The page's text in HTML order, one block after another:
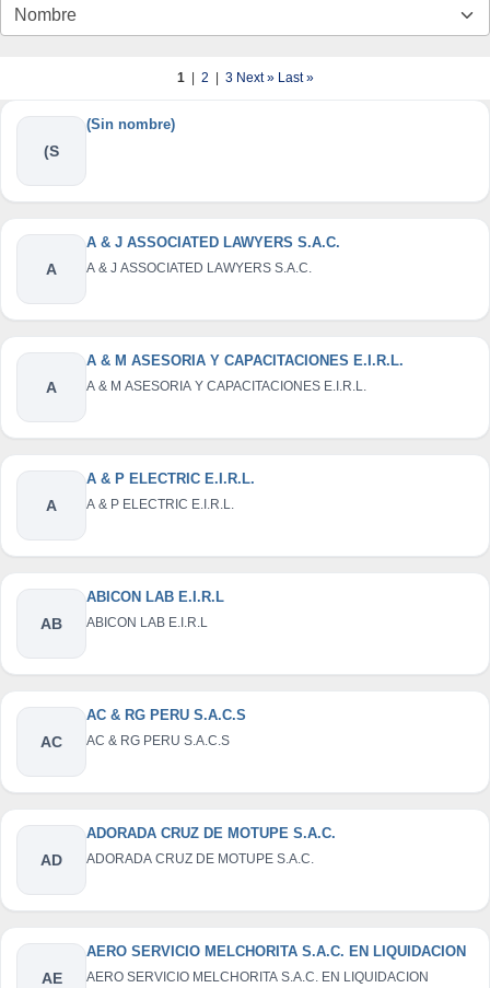
1 | 2 | 3Next »Last »
(S
(Sin nombre)
A
A & J ASSOCIATED LAWYERS S.A.C.
A & J ASSOCIATED LAWYERS S.A.C.
A
A & M ASESORIA Y CAPACITACIONES E.I.R.L.
A & M ASESORIA Y CAPACITACIONES E.I.R.L.
A
A & P ELECTRIC E.I.R.L.
A & P ELECTRIC E.I.R.L.
AB
ABICON LAB E.I.R.L
ABICON LAB E.I.R.L
AC
AC & RG PERU S.A.C.S
AC & RG PERU S.A.C.S
AD
ADORADA CRUZ DE MOTUPE S.A.C.
ADORADA CRUZ DE MOTUPE S.A.C.
AE
AERO SERVICIO MELCHORITA S.A.C. EN LIQUIDACION
AERO SERVICIO MELCHORITA S.A.C. EN LIQUIDACION